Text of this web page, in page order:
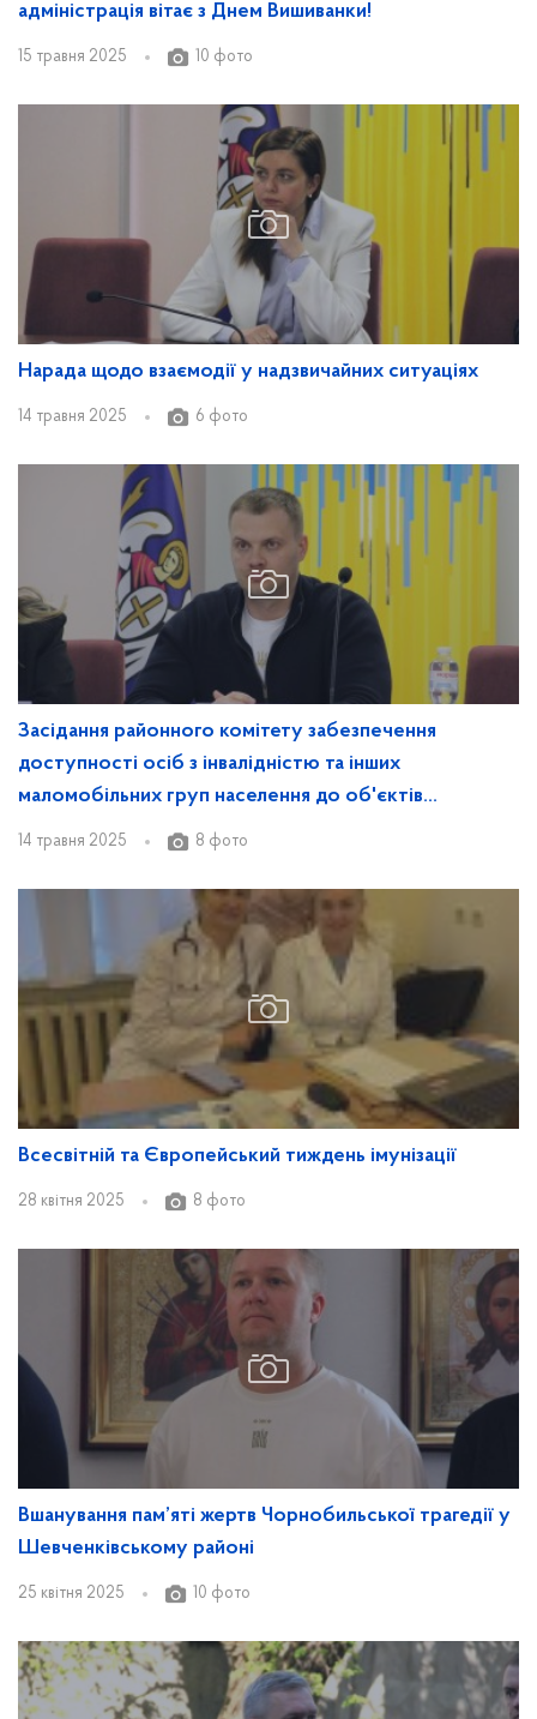
адміністрація вітає з Днем Вишиванки!
15 травня 2025 10 фото
Нарада щодо взаємодії у надзвичайних ситуаціях
14 травня 2025 6 фото
Засідання районного комітету забезпечення
доступності осіб з інвалідністю та інших
маломобільних груп населення до об'єктів
соціальної та інженерно-транспортної
14 травня 2025 8 фото
Всесвітній та Європейський тиждень імунізації
28 квітня 2025 8 фото
Вшанування пам’яті жертв Чорнобильської трагедії у
Шевченківському районі
25 квітня 2025 10 фото